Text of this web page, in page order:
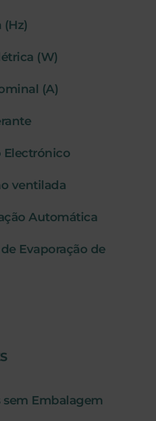
(W)
(A)
Electrónico
ventilada
Automática
Evaporação de
sem Embalagem